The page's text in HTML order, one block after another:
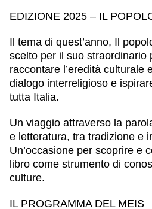
EDIZIONE 2025 – IL
Il tema di quest’anno, Il
scelto per il suo straordinario
raccontare l’eredità culturale
dialogo interreligioso e
tutta Italia.
Un viaggio attraverso la
e letteratura, tra tradizione e
Un’occasione per scoprire e
libro come strumento di
culture.
IL PROGRAMMA DEL MEIS